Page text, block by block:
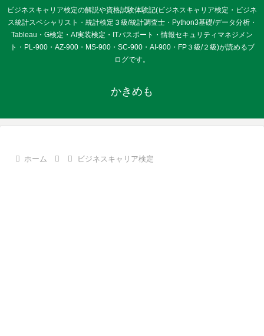
ビジネスキャリア検定の解説や資格試験体験記(ビジネスキャリア検定・ビジネ
ス統計スペシャリスト・統計検定３級/統計調査士・Python3基礎/データ分析・
Tableau・G検定・AI実装検定・ITパスポート・情報セキュリティマネジメン
ト・PL-900・AZ-900・MS-900・SC-900・AI-900・FP３級/２級)が読めるブ
ログです。
かきめも
ホーム ビジネスキャリア検定